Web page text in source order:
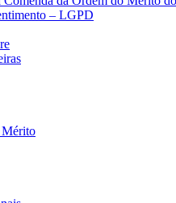
– LGPD
Mérito